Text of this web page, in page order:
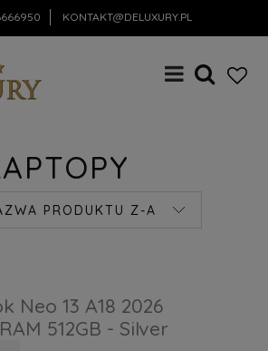
KONTAKT@DELUXURY.PL
PRODUKTU Z-A
Neo 13 A18 2026
512GB - Silver